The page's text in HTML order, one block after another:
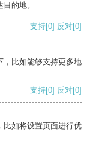
的地。
支持[0] 反对[0]
，比如能够支持更多地
支持[0] 反对[0]
比如将设置页面进行优